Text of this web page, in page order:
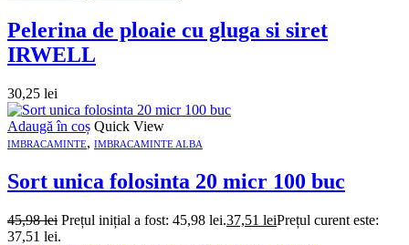
Pelerina de ploaie cu gluga si siret
IRWELL
30,25 lei
Adaugă în coș Quick View
IMBRACAMINTE, IMBRACAMINTE ALBA
Sort unica folosinta 20 micr 100 buc
45,98lei Prețul inițial a fost: 45,98 lei.37,51 leiPrețul curent este:
37,51 lei.